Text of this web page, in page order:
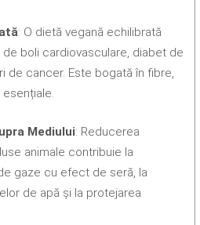
: O dietă vegană echilibrată
boli cardiovasculare, diabet de
de cancer. Este bogată în fibre,
Mediului: Reducerea
animale contribuie la
gaze cu efect de seră, la
de apă și la protejarea